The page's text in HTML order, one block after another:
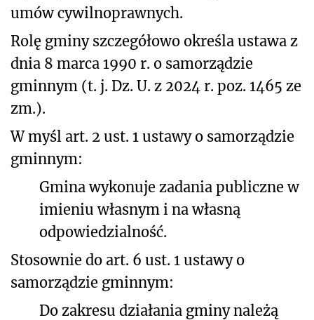
umów cywilnoprawnych.
Rolę gminy szczegółowo określa ustawa z
dnia 8 marca 1990 r. o samorządzie
gminnym (t. j. Dz. U. z 2024 r. poz. 1465 ze
zm.).
W myśl art. 2 ust. 1 ustawy o samorządzie
gminnym:
Gmina wykonuje zadania publiczne w
imieniu własnym i na własną
odpowiedzialność.
Stosownie do art. 6 ust. 1 ustawy o
samorządzie gminnym:
Do zakresu działania gminy należą